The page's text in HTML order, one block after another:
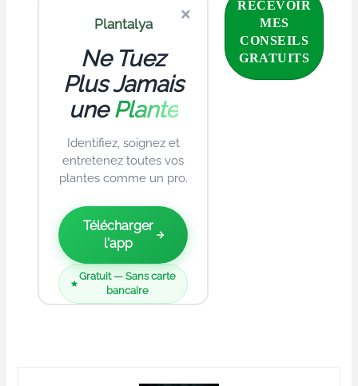
×
Plantalya
Ne Tuez
Plus Jamais
unePlante
Identifiez, soignez et
entretenez toutes vos
plantes comme un pro.
Télécharger
l'app
Gratuit — Sans carte
bancaire